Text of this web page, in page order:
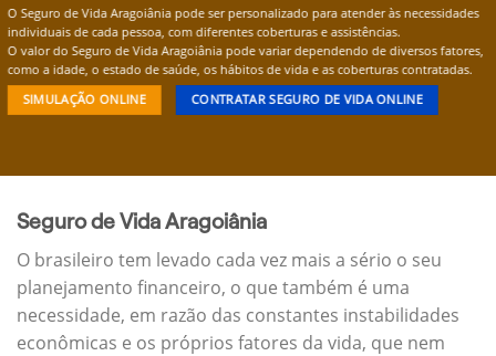
O Seguro de Vida Aragoiânia pode ser personalizado para atender às necessidades
individuais de cada pessoa, com diferentes coberturas e assistências.
O valor do Seguro de Vida Aragoiânia pode variar dependendo de diversos fatores,
como a idade, o estado de saúde, os hábitos de vida e as coberturas contratadas.
SIMULAÇÃO ONLINE CONTRATAR SEGURO DE VIDA ONLINE
Seguro de Vida Aragoiânia
O brasileiro tem levado cada vez mais a sério o seu
planejamento financeiro, o que também é uma
necessidade, em razão das constantes instabilidades
econômicas e os próprios fatores da vida, que nem